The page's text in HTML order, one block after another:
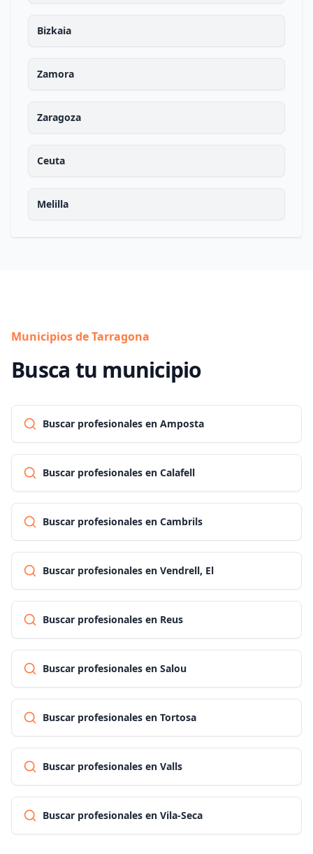
Bizkaia
Zamora
Zaragoza
Ceuta
Melilla
Municipios de Tarragona
Busca tu municipio
Buscar profesionales en Amposta
Buscar profesionales en Calafell
Buscar profesionales en Cambrils
Buscar profesionales en Vendrell, El
Buscar profesionales en Reus
Buscar profesionales en Salou
Buscar profesionales en Tortosa
Buscar profesionales en Valls
Buscar profesionales en Vila-Seca